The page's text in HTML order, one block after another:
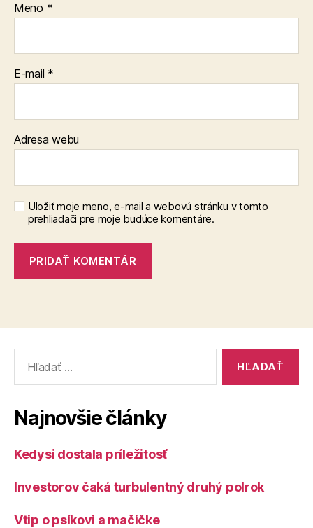
Meno *
E-mail *
Adresa webu
Uložiť moje meno, e-mail a webovú stránku v tomto
prehliadači pre moje budúce komentáre.
Najnovšie články
Kedysi dostala príležitosť
Investorov čaká turbulentný druhý polrok
Vtip o psíkovi a mačičke